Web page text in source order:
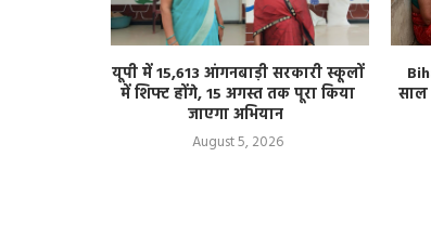
यूपी में 15,613 आंगनबाड़ी सरकारी स्कूलों
में शिफ्ट होंगे, 15 अगस्त तक पूरा किया
जाएगा अभियान
August 5, 2026